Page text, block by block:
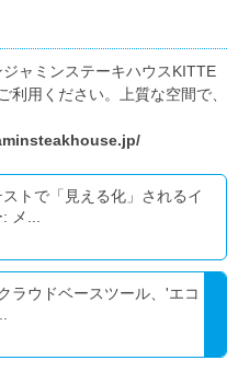
ャミンステーキハウスKITTE
利用ください。上質な空間で、
トで「見える化」されるイ
: メ...
ラウドベースツール、'エコ